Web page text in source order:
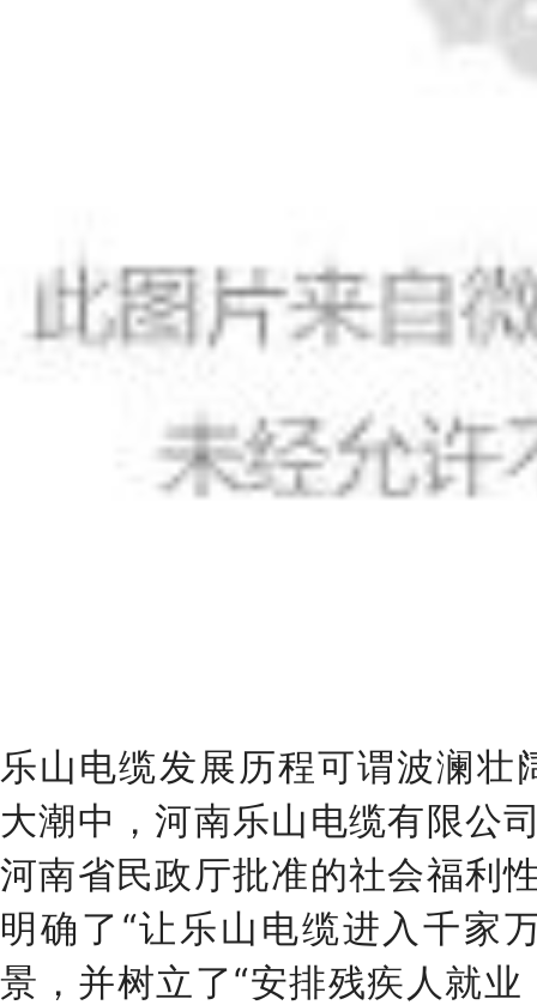
乐山电缆发展历程可谓波澜
大潮中，河南乐山电缆有限公
河南省民政厅批准的社会福利
明确了“让乐山电缆进入千家
景，并树立了“安排残疾人就